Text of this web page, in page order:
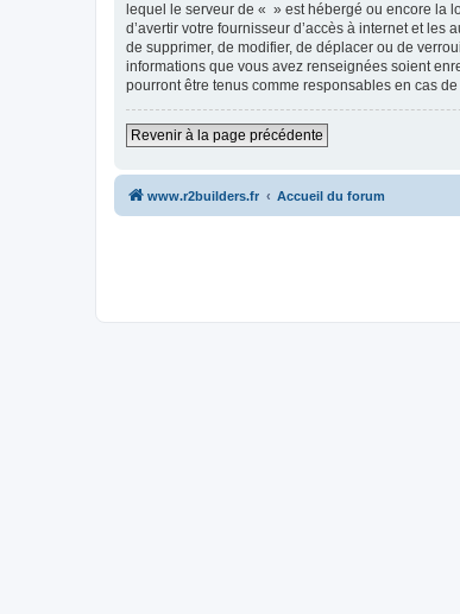
lequel le serveur de « » est hébergé ou encore la
d’avertir votre fournisseur d’accès à internet et
de supprimer, de modifier, de déplacer ou de
informations que vous avez renseignées soient
pourront être tenus comme responsables en cas
Revenir à la page précédente
www.r2builders.fr Accueil du forum